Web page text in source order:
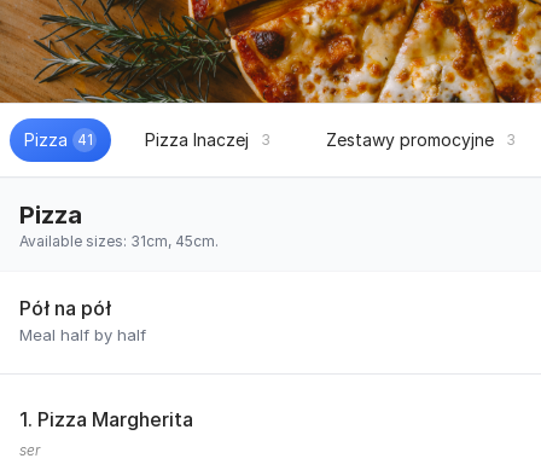
Pizza 41 Pizza Inaczej 3 Zestawy promocyjne 3
Pizza
Available sizes: 31cm, 45cm.
Pół na pół
Meal half by half
1. Pizza Margherita
ser